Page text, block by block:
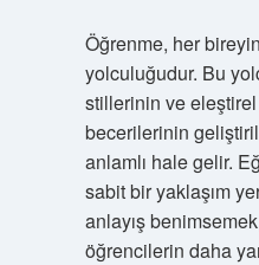
Öğrenme, her
yolculuğudur. Bu
stillerinin ve
becerilerinin
anlamlı hale gelir.
sabit bir yaklaşım
anlayış
öğrencilerin daha